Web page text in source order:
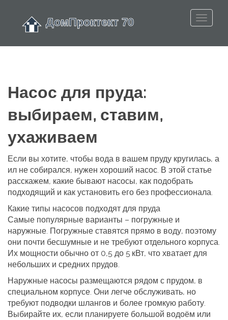
Насос для пруда:
выбираем, ставим,
ухаживаем
Если вы хотите, чтобы вода в вашем пруду кругилась, а
ил не собирался, нужен хороший насос. В этой статье
расскажем, какие бывают насосы, как подобрать
подходящий и как установить его без профессионала.
Какие типы насосов подходят для пруда
Самые популярные варианты – погружные и
наружные. Погружные ставятся прямо в воду, поэтому
они почти бесшумные и не требуют отдельного корпуса.
Их мощности обычно от 0,5 до 5 кВт, что хватает для
небольших и средних прудов.
Наружные насосы размещаются рядом с прудом, в
специальном корпусе. Они легче обслуживать, но
требуют подводки шлангов и более громкую работу.
Выбирайте их, если планируете большой водоём или